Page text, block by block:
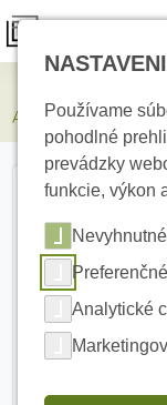
AJAX Manual Call
Používame
pohodlné
prevádzky
funkcie, výkon
Analytické